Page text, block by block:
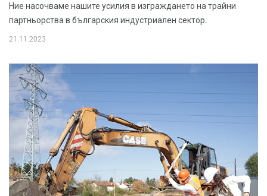
Ние насочваме нашите усилия в изграждането на трайни
партньорства в българския индустриален сектор.
21.11.2023